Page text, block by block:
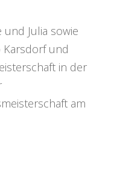
Julia sowie
Karsdorf und
in der
am